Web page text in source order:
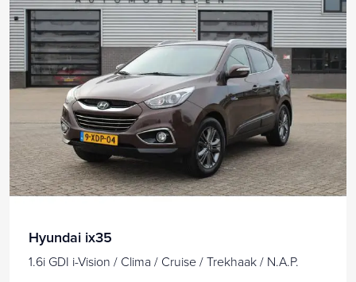
Hyundai ix35
1.6i GDI i-Vision / Clima / Cruise / Trekhaak / N.A.P.